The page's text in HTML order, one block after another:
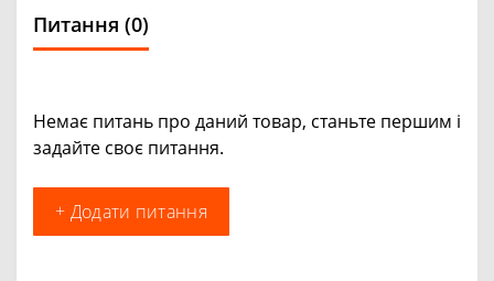
Питання (0)
Немає питань про даний товар, станьте першим і
задайте своє питання.
+ Додати питання